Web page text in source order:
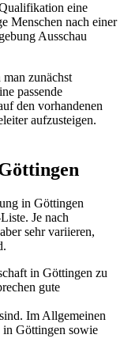
eine
Menschen nach einer
Ausschau
man zunächst
passende
den vorhandenen
aufzusteigen.
in Göttingen
Je nach
sehr variieren,
in Göttingen zu
gute
Im Allgemeinen
in Göttingen sowie